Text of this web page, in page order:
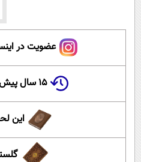
عضویت در
۱۵ سال پیش در چنین روزی
این